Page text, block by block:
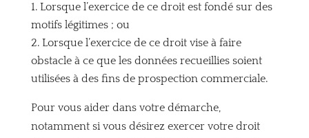
Lorsque l’exercice de ce droit est fondé sur des
motifs légitimes ; ou
Lorsque l’exercice de ce droit vise à faire
obstacle à ce que les données recueillies soient
utilisées à des fins de prospection commerciale.
Pour vous aider dans votre démarche,
notamment si vous désirez exercer votre droit